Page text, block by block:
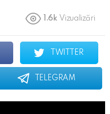
1.6k Vizualizări
TWITTER
TELEGRAM